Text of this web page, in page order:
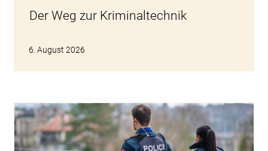
Der Weg zur Kriminaltechnik
6. August 2026